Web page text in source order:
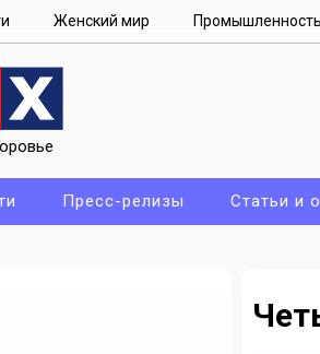
Женский мир Промышленность
Пресс-релизы Статьи и